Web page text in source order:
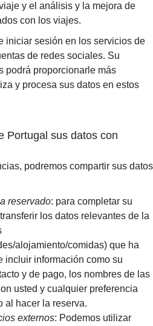
y el análisis y la mejora de
con los viajes.
iniciar sesión en los servicios de
de redes sociales. Su
podrá proporcionarle más
y procesa sus datos en estos
Portugal sus datos con
podremos compartir sus datos
reservado: para completar su
los datos relevantes de la
alojamiento/comidas) que ha
incluir información como su
y de pago, los nombres de las
usted y cualquier preferencia
al hacer la reserva.
externos: Podemos utilizar